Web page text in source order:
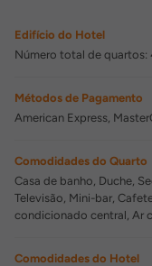
Edifício do Hotel
Número total de quartos:
Métodos de Pagamento
American Express,
Comodidades do Quarto
Casa de banho, Duche,
Televisão, Mini-bar,
condicionado central, Ar
Comodidades do Hotel